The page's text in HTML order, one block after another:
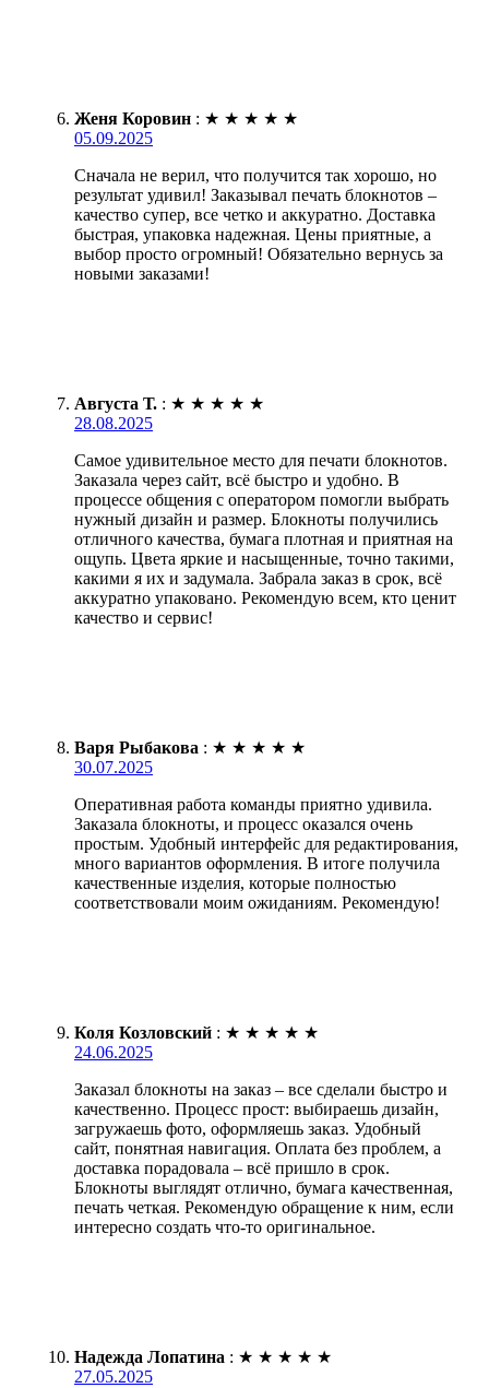
Женя Коровин : ★ ★ ★ ★ ★
05.09.2025
Сначала не верил, что получится так хорошо, но
результат удивил! Заказывал печать блокнотов –
качество супер, все четко и аккуратно. Доставка
быстрая, упаковка надежная. Цены приятные, а
выбор просто огромный! Обязательно вернусь за
новыми заказами!
Августа Т. : ★ ★ ★ ★ ★
28.08.2025
Самое удивительное место для печати блокнотов.
Заказала через сайт, всё быстро и удобно. В
процессе общения с оператором помогли выбрать
нужный дизайн и размер. Блокноты получились
отличного качества, бумага плотная и приятная на
ощупь. Цвета яркие и насыщенные, точно такими,
какими я их и задумала. Забрала заказ в срок, всё
аккуратно упаковано. Рекомендую всем, кто ценит
качество и сервис!
Варя Рыбакова : ★ ★ ★ ★ ★
30.07.2025
Оперативная работа команды приятно удивила.
Заказала блокноты, и процесс оказался очень
простым. Удобный интерфейс для редактирования,
много вариантов оформления. В итоге получила
качественные изделия, которые полностью
соответствовали моим ожиданиям. Рекомендую!
Коля Козловский : ★ ★ ★ ★ ★
24.06.2025
Заказал блокноты на заказ – все сделали быстро и
качественно. Процесс прост: выбираешь дизайн,
загружаешь фото, оформляешь заказ. Удобный
сайт, понятная навигация. Оплата без проблем, а
доставка порадовала – всё пришло в срок.
Блокноты выглядят отлично, бумага качественная,
печать четкая. Рекомендую обращение к ним, если
интересно создать что-то оригинальное.
Надежда Лопатина : ★ ★ ★ ★ ★
27.05.2025